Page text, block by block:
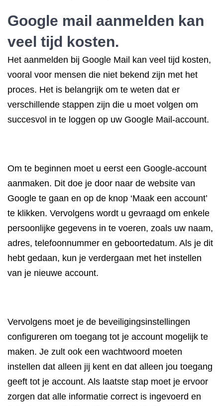
Google mail aanmelden kan
veel tijd kosten.
Het aanmelden bij Google Mail kan veel tijd kosten,
vooral voor mensen die niet bekend zijn met het
proces. Het is belangrijk om te weten dat er
verschillende stappen zijn die u moet volgen om
succesvol in te loggen op uw Google Mail-account.
Om te beginnen moet u eerst een Google-account
aanmaken. Dit doe je door naar de website van
Google te gaan en op de knop ‘Maak een account’
te klikken. Vervolgens wordt u gevraagd om enkele
persoonlijke gegevens in te voeren, zoals uw naam,
adres, telefoonnummer en geboortedatum. Als je dit
hebt gedaan, kun je verdergaan met het instellen
van je nieuwe account.
Vervolgens moet je de beveiligingsinstellingen
configureren om toegang tot je account mogelijk te
maken. Je zult ook een wachtwoord moeten
instellen dat alleen jij kent en dat alleen jou toegang
geeft tot je account. Als laatste stap moet je ervoor
zorgen dat alle informatie correct is ingevoerd en